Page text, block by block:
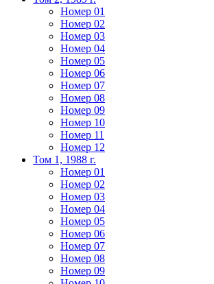
Номер 01
Номер 02
Номер 03
Номер 04
Номер 05
Номер 06
Номер 07
Номер 08
Номер 09
Номер 10
Номер 11
Номер 12
Том 1, 1988 г.
Номер 01
Номер 02
Номер 03
Номер 04
Номер 05
Номер 06
Номер 07
Номер 08
Номер 09